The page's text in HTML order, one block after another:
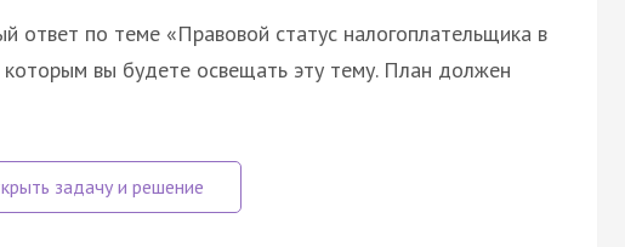
ответ по теме «Правовой статус налогоплательщика в
которым вы будете освещать эту тему. План должен